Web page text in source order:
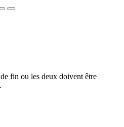
fin ou les deux doivent être